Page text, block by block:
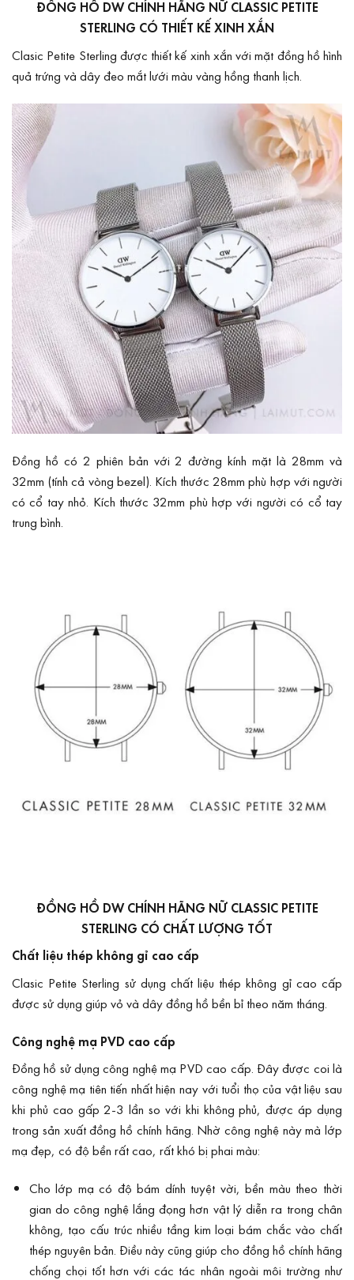
ĐỒNG HỒ DW CHÍNH HÃNG NỮ CLASSIC PETITE
STERLING CÓ THIẾT KẾ XINH XẮN
Clasic Petite Sterling được thiết kế xinh xắn với mặt đồng hồ hình
quả trứng và dây đeo mắt lưới màu vàng hồng thanh lịch.
Đồng hồ có 2 phiên bản với 2 đường kính mặt là 28mm và
32mm (tính cả vòng bezel). Kích thước 28mm phù hợp với người
có cổ tay nhỏ. Kích thước 32mm phù hợp với người có cổ tay
trung bình.
ĐỒNG HỒ DW CHÍNH HÃNG NỮ CLASSIC PETITE
STERLING CÓ CHẤT LƯỢNG TỐT
Chất liệu thép không gỉ cao cấp
Clasic Petite Sterling sử dụng chất liệu thép không gỉ cao cấp
được sử dụng giúp vỏ và dây đồng hồ bền bỉ theo năm tháng.
Công nghệ mạ PVD cao cấp
Đồng hồ sử dụng công nghệ mạ PVD cao cấp. Đây được coi là
công nghệ mạ tiên tiến nhất hiện nay với tuổi thọ của vật liệu sau
khi phủ cao gấp 2-3 lần so với khi không phủ, được áp dụng
trong sản xuất đồng hồ chính hãng. Nhờ công nghệ này mà lớp
mạ đẹp, có độ bền rất cao, rất khó bị phai màu:
Cho lớp mạ có độ bám dính tuyệt vời, bền màu theo thời
gian do công nghệ lắng đọng hơn vật lý diễn ra trong chân
không, tạo cấu trúc nhiều tầng kim loại bám chắc vào chất
thép nguyên bản. Điều này cũng giúp cho đồng hồ chính hãng
chống chọi tốt hơn với các tác nhân ngoài môi trường như